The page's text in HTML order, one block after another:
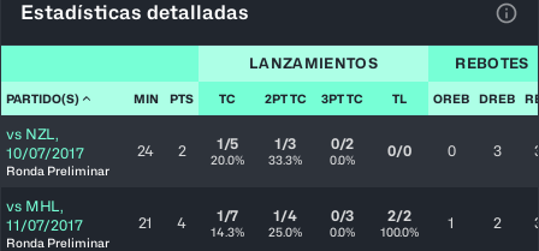
Estadísticas detalladas
LANZAMIENTOS REBOTES
PARTIDO(S) MIN PTS TC 2PT TC 3PT TC TL OREB DREB
vs NZL,
10/07/2017
Ronda Preliminar
24 2 1/5
20.0%
1/3
33.3%
0/2
0.0% 0/0 0 3
vs MHL,
11/07/2017
Ronda Preliminar
21 4 1/7
14.3%
1/4
25.0%
0/3
0.0%
2/2
100.0% 1 2